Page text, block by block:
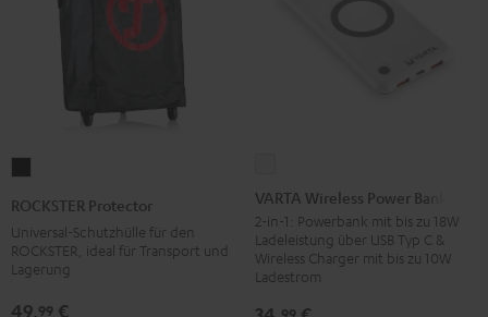
ROCKSTER Protector
Universal-Schutzhülle für den
ROCKSTER, ideal für Transport und
Lagerung
49,99 €
Wireless
Power
Bank
Weiß
VARTA Wireless Power Bank
2-in-1: Powerbank mit bis zu 18W
Ladeleistung über USB Typ C &
Wireless Charger mit bis zu 10W
Ladestrom
99